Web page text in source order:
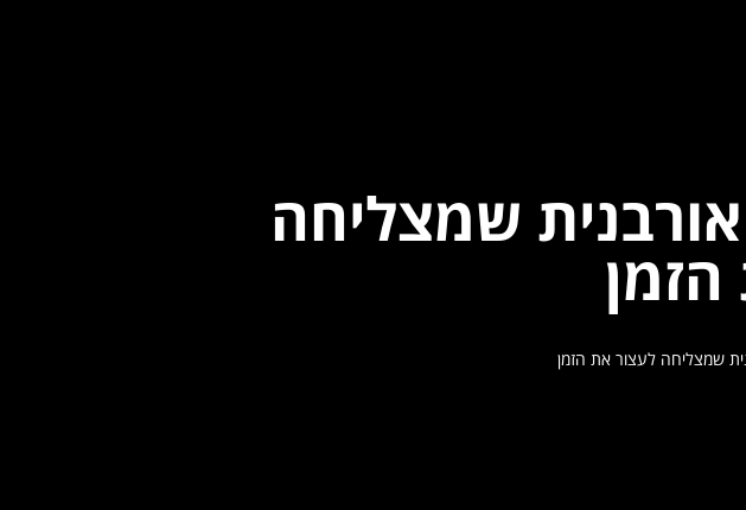
שמצליחה
שמצליחה לעצור את הזמן